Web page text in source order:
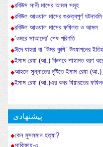
রবিউস সানী মাসের আমল সমূহ
রবিউল আওয়াল মাসের গুরুত্বপূর্ণ ঘটনাবলি
রবিউল আওয়াল মাসের ফযিলত ও আমল
‘ওমরে সাআদের’ শেষ পরিণতি
ঈদে যাহরা বা “উমর কুশি” উৎযাপনের
ইমাম রেযা (আ.) কিভাবে শাহাদত বরণ
আহলে সুন্নাতের দৃষ্টিতে ইমাম রেযা (আ.)
ইমাম রেযা (আ.)এর কবর যিয়ারতের
پیشنهادی
কেন মুসলমান হত্যা?
সাকিফাহ-৩